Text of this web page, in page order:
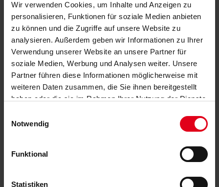
Wir verwenden Cookies, um Inhalte und Anzeigen zu
personalisieren, Funktionen für soziale Medien anbieten
zu können und die Zugriffe auf unsere Website zu
analysieren. Außerdem geben wir Informationen zu Ihrer
Verwendung unserer Website an unsere Partner für
soziale Medien, Werbung und Analysen weiter. Unsere
Partner führen diese Informationen möglicherweise mit
weiteren Daten zusammen, die Sie ihnen bereitgestellt
haben oder die sie im Rahmen Ihrer Nutzung der Dienste
Notwendig
Funktional
Statistiken